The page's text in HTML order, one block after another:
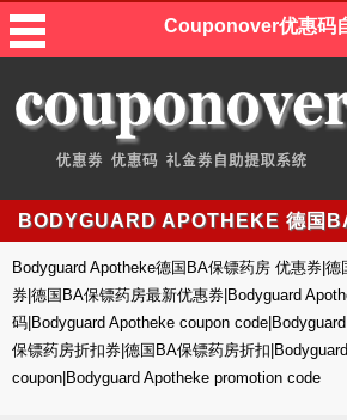
Couponover优惠码
BODYGUARD APOTHEKE 德国
Bodyguard Apotheke德国BA保镖药房 优惠券|
券|德国BA保镖药房最新优惠券|Bodyguard
码|Bodyguard Apotheke coupon
保镖药房折扣券|德国BA保镖药房折扣
coupon|Bodyguard Apotheke promotion code